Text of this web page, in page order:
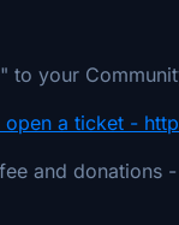
to your
open a ticket -
and donations